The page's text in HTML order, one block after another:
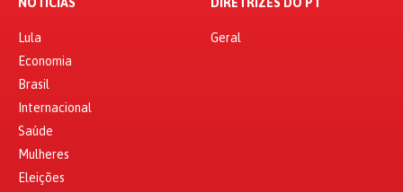
Lula
Economia
Brasil
Internacional
Saúde
Mulheres
Eleições
Geral